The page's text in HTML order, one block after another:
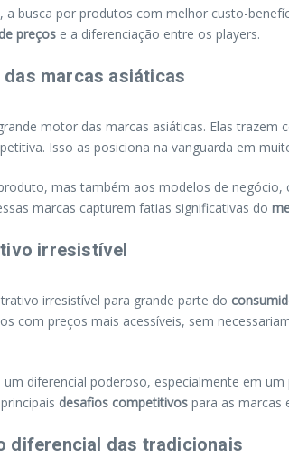
busca por produtos com melhor custo-
preços e a diferenciação entre os players.
marcas asiáticas
motor das marcas asiáticas. Elas
Isso as posiciona na vanguarda em
mas também aos modelos de
marcas capturem fatias significativas do
irresistível
irresistível para grande parte do
com preços mais acessíveis, sem
um diferencial poderoso, especialmente em
desafios competitivos para as marcas
diferencial das tradicionais